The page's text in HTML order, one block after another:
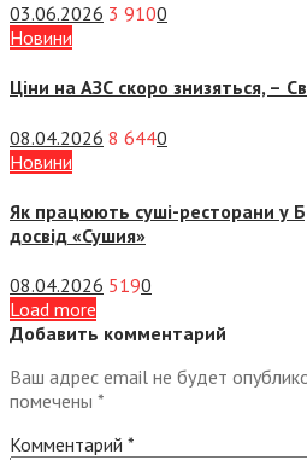
03.06.2026 3 9100
Новини
Ціни на АЗС скоро знизяться, –
08.04.2026 8 6440
Новини
Як працюють суші-ресторани у
досвід «Сушия»
08.04.2026 5190
Load more
Добавить комментарий
Ваш адрес email не будет
помечены *
Комментарий *